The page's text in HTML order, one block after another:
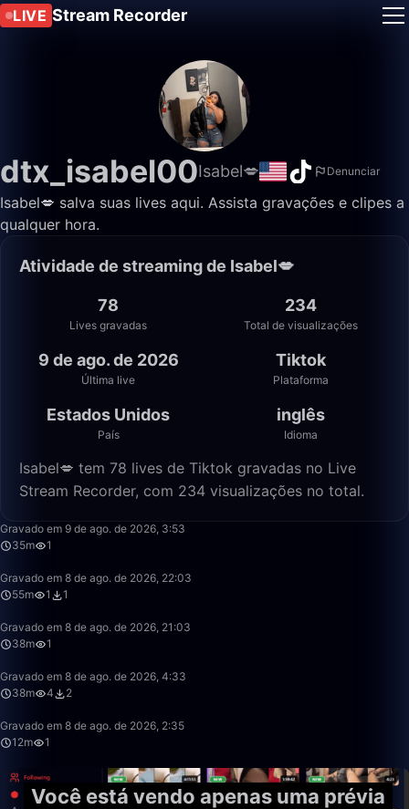
LIVE Stream Recorder
dtx_isabel00Isabel💋 Denunciar
Isabel💋 salva suas lives aqui. Assista gravações e clipes a
qualquer hora.
Atividade de streaming de Isabel💋
78
Lives gravadas
234
Total de visualizações
9 de ago. de 2026
Última live
Tiktok
Plataforma
Estados Unidos
País
inglês
Idioma
Isabel💋 tem 78 lives de Tiktok gravadas no Live
Stream Recorder, com 234 visualizações no total.
Gravado em 9 de ago. de 2026, 3:53
35m
1
Gravado em 8 de ago. de 2026, 22:03
55m
1 1
Gravado em 8 de ago. de 2026, 21:03
38m
1
Gravado em 8 de ago. de 2026, 4:33
38m
4 2
Gravado em 8 de ago. de 2026, 2:35
12m
1
Você está vendo apenas uma prévia